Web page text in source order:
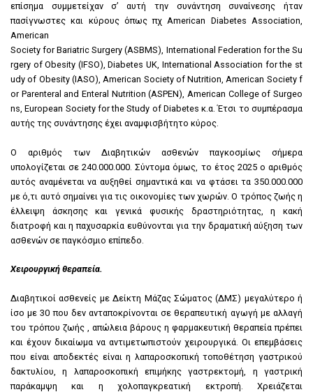
επίσημα συμμετείχαν σ’ αυτή την συνάντηση συναίνεσης ήταν
πασίγνωστες και κύρους όπως πχ American Diabetes Association,
American
Society for Bariatric Surgery (ASBMS), International Federation for the Su
rgery of Obesity (IFSO), Diabetes UK, International Association for the st
udy of Obesity (IASO), American Society of Nutrition, American Society f
or Parenteral and Enteral Nutrition (ASPEN), American College of Surgeo
ns, European Society for the Study of Diabetes κ.α. Έτσι το συμπέρασμα
αυτής της συνάντησης έχει αναμφισβήτητο κύρος.
Ο αριθμός των Διαβητικών ασθενών παγκοσμίως σήμερα
υπολογίζεται σε 240.000.000. Σύντομα όμως, το έτος 2025 ο αριθμός
αυτός αναμένεται να αυξηθεί σημαντικά και να φτάσει τα 350.000.000
με ό,τι αυτό σημαίνει για τις οικονομίες των χωρών. Ο τρόπος ζωής η
έλλειψη άσκησης και γενικά φυσικής δραστηριότητας, η κακή
διατροφή και η παχυσαρκία ευθύνονται για την δραματική αύξηση των
ασθενών σε παγκόσμιο επίπεδο.
Χειρουργική θεραπεία.
Διαβητικοί ασθενείς με Δείκτη Μάζας Σώματος (ΔΜΣ) μεγαλύτερο ή
ίσο με 30 που δεν ανταποκρίνονται σε θεραπευτική αγωγή με αλλαγή
του τρόπου ζωής , απώλεια βάρους η φαρμακευτική θεραπεία πρέπει
και έχουν δικαίωμα να αντιμετωπιστούν χειρουργικά. Οι επεμβάσεις
που είναι αποδεκτές είναι η λαπαροσκοπική τοποθέτηση γαστρικού
δακτυλίου, η λαπαροσκοπική επιμήκης γαστρεκτομή, η γαστρική
παράκαμψη και η χολοπαγκρεατική εκτροπή. Χρειάζεται